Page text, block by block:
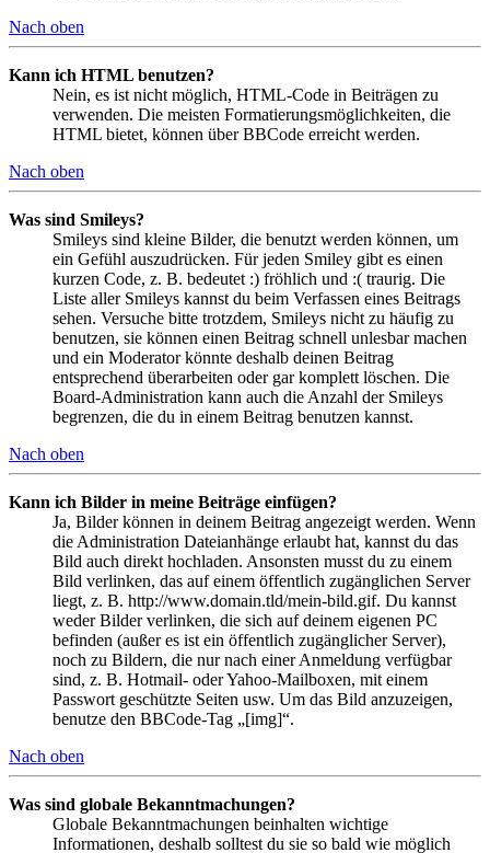
Nach oben
Kann ich HTML benutzen?
Nein, es ist nicht möglich, HTML-Code in Beiträgen zu
verwenden. Die meisten Formatierungsmöglichkeiten, die
HTML bietet, können über BBCode erreicht werden.
Nach oben
Was sind Smileys?
Smileys sind kleine Bilder, die benutzt werden können, um
ein Gefühl auszudrücken. Für jeden Smiley gibt es einen
kurzen Code, z. B. bedeutet :) fröhlich und :( traurig. Die
Liste aller Smileys kannst du beim Verfassen eines Beitrags
sehen. Versuche bitte trotzdem, Smileys nicht zu häufig zu
benutzen, sie können einen Beitrag schnell unlesbar machen
und ein Moderator könnte deshalb deinen Beitrag
entsprechend überarbeiten oder gar komplett löschen. Die
Board-Administration kann auch die Anzahl der Smileys
begrenzen, die du in einem Beitrag benutzen kannst.
Nach oben
Kann ich Bilder in meine Beiträge einfügen?
Ja, Bilder können in deinem Beitrag angezeigt werden. Wenn
die Administration Dateianhänge erlaubt hat, kannst du das
Bild auch direkt hochladen. Ansonsten musst du zu einem
Bild verlinken, das auf einem öffentlich zugänglichen Server
liegt, z. B. http://www.domain.tld/mein-bild.gif. Du kannst
weder Bilder verlinken, die sich auf deinem eigenen PC
befinden (außer es ist ein öffentlich zugänglicher Server),
noch zu Bildern, die nur nach einer Anmeldung verfügbar
sind, z. B. Hotmail- oder Yahoo-Mailboxen, mit einem
Passwort geschützte Seiten usw. Um das Bild anzuzeigen,
benutze den BBCode-Tag „[img]“.
Nach oben
Was sind globale Bekanntmachungen?
Globale Bekanntmachungen beinhalten wichtige
Informationen, deshalb solltest du sie so bald wie möglich